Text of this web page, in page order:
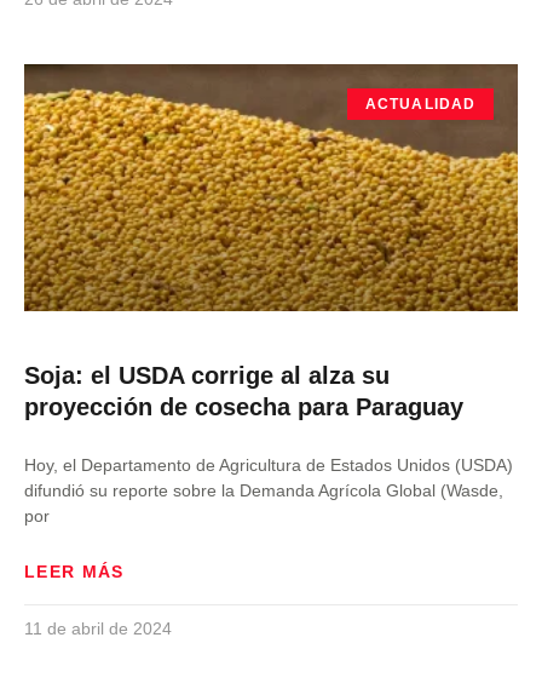
ACTUALIDAD
Soja: el USDA corrige al alza su
proyección de cosecha para Paraguay
Hoy, el Departamento de Agricultura de Estados Unidos (USDA)
difundió su reporte sobre la Demanda Agrícola Global (Wasde,
por
LEER MÁS
11 de abril de 2024